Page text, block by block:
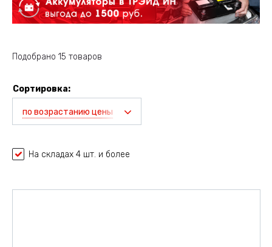
Подобрано 15 товаров
Сортировка:
по возрастанию цены
На складах 4 шт. и более